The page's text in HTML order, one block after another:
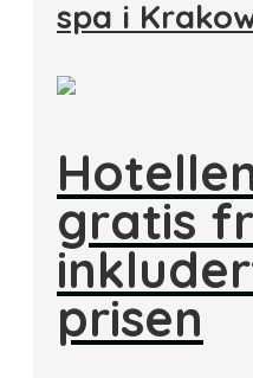
spa i
gratis
prisen